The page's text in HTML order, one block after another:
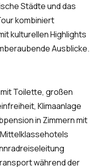
Städte und das
kombiniert
kulturellen Highlights
Ausblicke.
Toilette, großen
Klimaanlage
in Zimmern mit
während der